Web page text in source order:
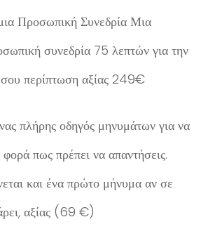
Προσωπική Συνεδρία Μια
συνεδρία 75 λεπτών για την
περίπτωση αξίας 249€
πλήρης οδηγός μηνυμάτων για να
φορά πως πρέπει να απαντήσεις.
και ένα πρώτο μήνυμα αν σε
αξίας (69 €)